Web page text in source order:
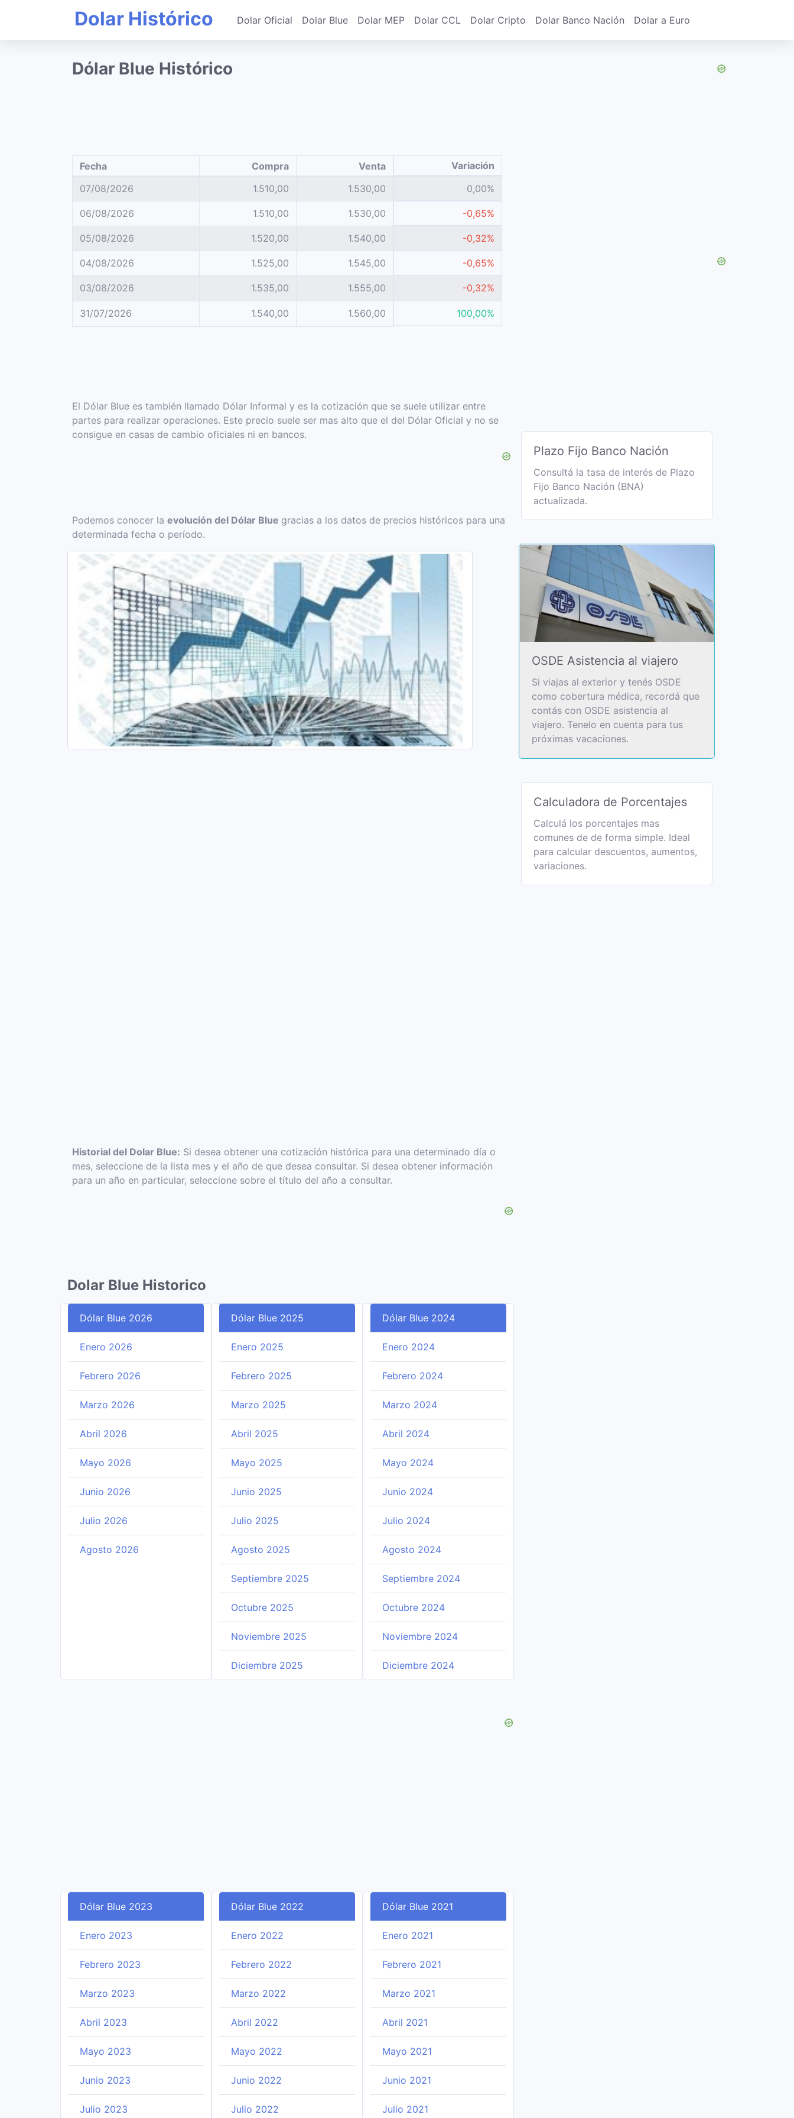
Dolar Histórico Dolar Oficial Dolar Blue Dolar MEP Dolar CCL Dolar Cripto Dolar Banco Nación Dolar a Euro
Dólar Blue Histórico
Fecha Compra Venta
Variación
07/08/2026
1.510,00 1.530,00 0,00%
06/08/2026 1.510,00 1.530,00 -0,65%
05/08/2026 1.520,00 1.540,00 -0,32%
04/08/2026 1.525,00 1.545,00 -0,65%
03/08/2026 1.535,00 1.555,00 -0,32%
31/07/2026 1.540,00 1.560,00 100,00%
El Dólar Blue es también llamado Dólar Informal y es la cotización que se suele utilizar entre
partes para realizar operaciones. Este precio suele ser mas alto que el del Dólar Oficial y no se
consigue en casas de cambio oficiales ni en bancos.
Podemos conocer la evolución del Dólar Blue gracias a los datos de precios históricos para una
determinada fecha o período.
Historial del Dolar Blue: Si desea obtener una cotización histórica para una determinado día o
mes, seleccione de la lista mes y el año de que desea consultar. Si desea obtener información
para un año en particular, seleccione sobre el título del año a consultar.
Dolar Blue Historico
Dólar Blue 2026
Enero 2026
Febrero 2026
Marzo 2026
Abril 2026
Mayo 2026
Junio 2026
Julio 2026
Agosto 2026
Dólar Blue 2025
Enero 2025
Febrero 2025
Marzo 2025
Abril 2025
Mayo 2025
Junio 2025
Julio 2025
Agosto 2025
Septiembre 2025
Octubre 2025
Noviembre 2025
Diciembre 2025
Dólar Blue 2024
Enero 2024
Febrero 2024
Marzo 2024
Abril 2024
Mayo 2024
Junio 2024
Julio 2024
Agosto 2024
Septiembre 2024
Octubre 2024
Noviembre 2024
Diciembre 2024
Dólar Blue 2023
Enero 2023
Febrero 2023
Marzo 2023
Abril 2023
Mayo 2023
Junio 2023
Julio 2023
Dólar Blue 2022
Enero 2022
Febrero 2022
Marzo 2022
Abril 2022
Mayo 2022
Junio 2022
Julio 2022
Dólar Blue 2021
Enero 2021
Febrero 2021
Marzo 2021
Abril 2021
Mayo 2021
Junio 2021
Julio 2021
Plazo Fijo Banco Nación
Consultá la tasa de interés de Plazo
Fijo Banco Nación (BNA)
actualizada.
OSDE Asistencia al viajero
Si viajas al exterior y tenés OSDE
como cobertura médica, recordá que
contás con OSDE asistencia al
viajero. Tenelo en cuenta para tus
próximas vacaciones.
Calculadora de Porcentajes
Calculá los porcentajes mas
comunes de de forma simple. Ideal
para calcular descuentos, aumentos,
variaciones.